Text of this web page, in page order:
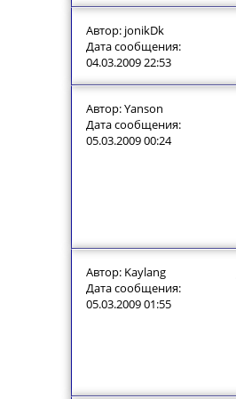
Автор: jonikDk
Дата сообщения:
04.03.2009 22:53
Автор: Yanson
Дата сообщения:
05.03.2009 00:24
Автор: Kaylang
Дата сообщения:
05.03.2009 01:55